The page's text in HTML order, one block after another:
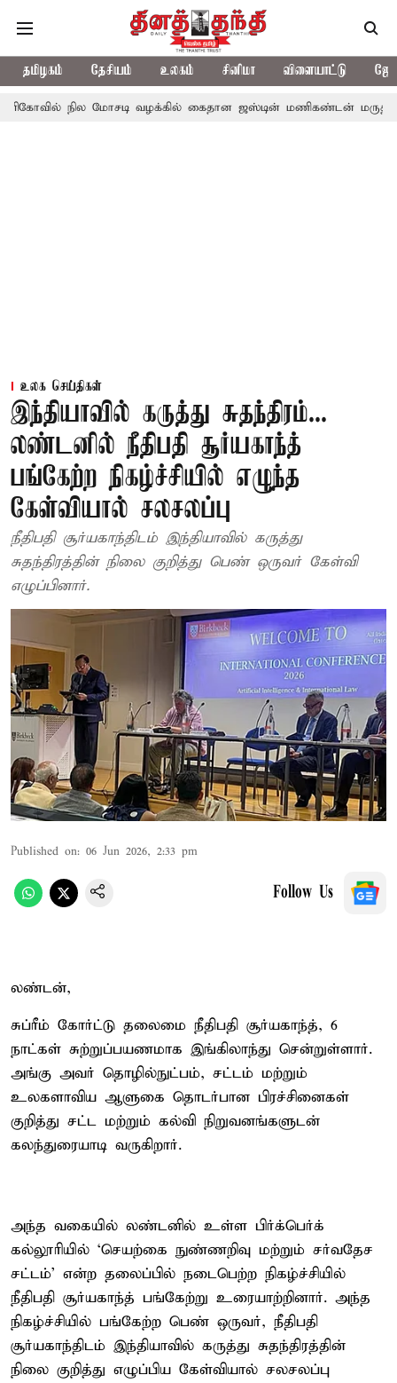
தமிழகம் தேசியம் உலகம் சினிமா விளையாட்டு
மோசடி வழக்கில் கைதான ஜஸ்டின் மணிகண்டன் மருத்துவமனையில்
உலக செய்திகள்
இந்தியாவில் கருத்து சுதந்திரம்...
லண்டனில் நீதிபதி சூர்யகாந்த்
பங்கேற்ற நிகழ்ச்சியில் எழுந்த
கேள்வியால் சலசலப்பு
நீதிபதி சூர்யகாந்திடம் இந்தியாவில் கருத்து
சுதந்திரத்தின் நிலை குறித்து பெண் ஒருவர் கேள்வி
எழுப்பினார்.
Published on: 06 Jun 2026, 2:33 pm
Follow Us
லண்டன்,
சுப்ரீம் கோர்ட்டு தலைமை நீதிபதி சூர்யகாந்த், 6
நாட்கள் சுற்றுப்பயணமாக இங்கிலாந்து சென்றுள்ளார்.
அங்கு அவர் தொழில்நுட்பம், சட்டம் மற்றும்
உலகளாவிய ஆளுகை தொடர்பான பிரச்சினைகள்
குறித்து சட்ட மற்றும் கல்வி நிறுவனங்களுடன்
கலந்துரையாடி வருகிறார்.
அந்த வகையில் லண்டனில் உள்ள பிர்க்பெர்க்
கல்லூரியில் ‘செயற்கை நுண்ணறிவு மற்றும் சர்வதேச
சட்டம்’ என்ற தலைப்பில் நடைபெற்ற நிகழ்ச்சியில்
நீதிபதி சூர்யகாந்த் பங்கேற்று உரையாற்றினார். அந்த
நிகழ்ச்சியில் பங்கேற்ற பெண் ஒருவர், நீதிபதி
சூர்யகாந்திடம் இந்தியாவில் கருத்து சுதந்திரத்தின்
நிலை குறித்து எழுப்பிய கேள்வியால் சலசலப்பு